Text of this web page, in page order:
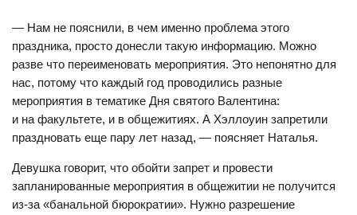
— Нам не пояснили, в чем именно проблема этого
праздника, просто донесли такую информацию. Можно
разве что переименовать мероприятия. Это непонятно для
нас, потому что каждый год проводились разные
мероприятия в тематике Дня святого Валентина:
и на факультете, и в общежитиях. А Хэллоуин запретили
праздновать еще пару лет назад, — поясняет Наталья.
Девушка говорит, что обойти запрет и провести
запланированные мероприятия в общежитии не получится
из-за «банальной бюрократии». Нужно разрешение